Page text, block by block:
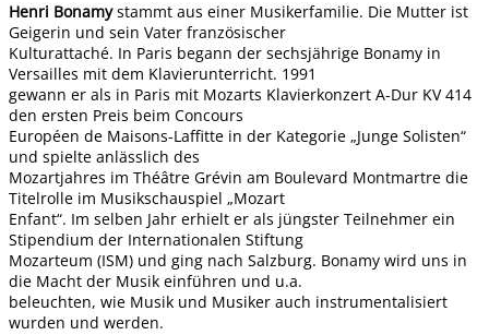
Henri Bonamystammt aus einer Musikerfamilie. Die Mutter ist
Geigerin und sein Vater französischer
Kulturattaché. In Paris begann der sechsjährige Bonamy in
Versailles mit dem Klavierunterricht. 1991
gewann er als in Paris mit Mozarts Klavierkonzert A-Dur KV 414
den ersten Preis beim Concours
Européen de Maisons-Laffitte in der Kategorie „Junge Solisten“
und spielte anlässlich des
Mozartjahres im Théâtre Grévin am Boulevard Montmartre die
Titelrolle im Musikschauspiel „Mozart
Enfant“. Im selben Jahr erhielt er als jüngster Teilnehmer ein
Stipendium der Internationalen Stiftung
Mozarteum (ISM) und ging nach Salzburg. Bonamy wird uns in
die Macht der Musik einführen und u.a.
beleuchten, wie Musik und Musiker auch instrumentalisiert
wurden und werden.